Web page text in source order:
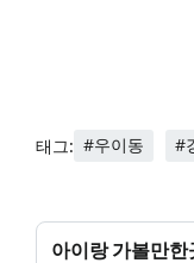
태그: #우이동 #
아이랑 가볼만한